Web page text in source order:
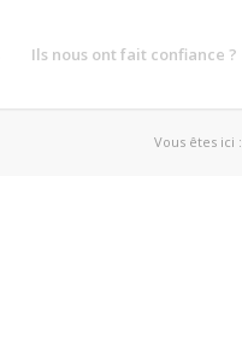
Ils nous ont fait confiance ?
Vous êtes ici :